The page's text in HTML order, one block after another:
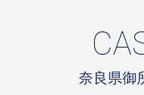
奈良県御